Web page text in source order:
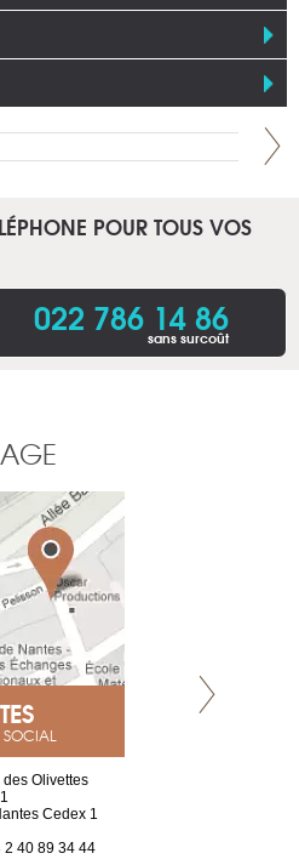
POUR TOUS VOS
022 786 14 86
sans surcoût
SOCIAL
des Olivettes
Cedex 1
2 40 89 34 44